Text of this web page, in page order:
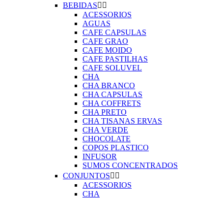
BEBIDAS 
ACESSORIOS
AGUAS
CAFE CAPSULAS
CAFE GRAO
CAFE MOIDO
CAFE PASTILHAS
CAFE SOLUVEL
CHA
CHA BRANCO
CHA CAPSULAS
CHA COFFRETS
CHA PRETO
CHA TISANAS ERVAS
CHA VERDE
CHOCOLATE
COPOS PLASTICO
INFUSOR
SUMOS CONCENTRADOS
CONJUNTOS 
ACESSORIOS
CHA